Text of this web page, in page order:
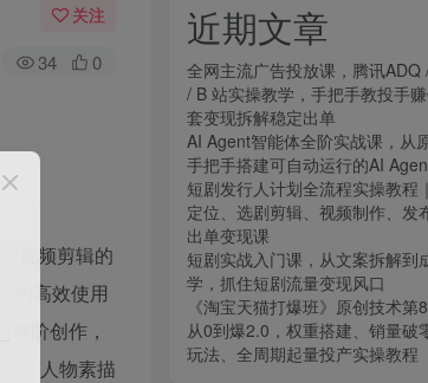
关注
34 0
视频剪辑的
的高效使用
阶创作，
、人物素描
近期文章
全网主流广告投放课，腾讯ADQ
/ B 站实操教学，手把手教投手
套变现拆解稳定出单
AI Agent智能体全阶实战课，从
手把手搭建可自动运行的AI
短剧发行人计划全流程实操教程
定位、选剧剪辑、视频制作、发
出单变现课​
短剧实战入门课，从文案拆解到
学，抓住短剧流量变现风口
《淘宝天猫打爆班》原创技术第
从0到爆2.0，权重搭建、销量破
玩法、全周期起量投产实操教程